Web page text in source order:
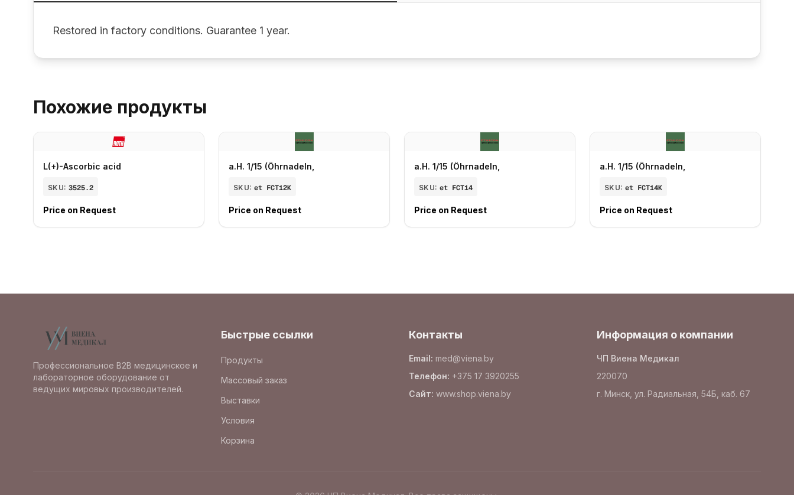
Restored in factory conditions. Guarantee 1 year.
Похожие продукты
L(+)-Ascorbic acid
SKU: 3525.2
Price on Request
a.H. 1/15 (Öhrnadeln,
SKU: et FCT12K
Price on Request
a.H. 1/15 (Öhrnadeln,
SKU: et FCT14
Price on Request
a.H. 1/15 (Öhrnadeln,
SKU: et FCT14K
Price on Request
Профессиональное B2B медицинское и
лабораторное оборудование от
ведущих мировых производителей.
Быстрые ссылки
Продукты
Массовый заказ
Выставки
Условия
Корзина
Контакты
Email: med@viena.by
Телефон: +375 17 3920255
Сайт: www.shop.viena.by
Информация о компании
ЧП Виена Медикал
220070
г. Минск, ул. Радиальная, 54Б, каб. 67